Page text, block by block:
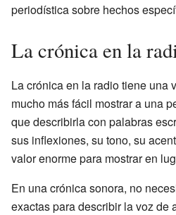
periodística sobre hechos
La crónica en la
La crónica en la radio tiene una
mucho más fácil mostrar a una
que describirla con palabras
sus inflexiones, su tono, su
valor enorme para mostrar en
En una crónica sonora, no
exactas para describir la voz de